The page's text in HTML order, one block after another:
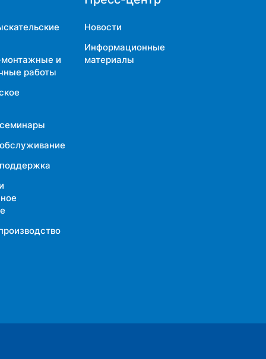
и
работы
Новости
Информационные
материалы